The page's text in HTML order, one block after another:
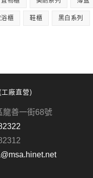
浴櫃 鞋櫃 黑白系列
廠直營)
龍善一街68號